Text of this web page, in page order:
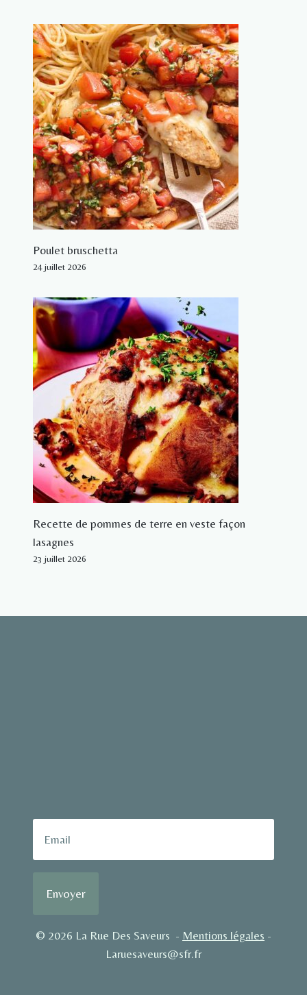
Poulet bruschetta
24 juillet 2026
Recette de pommes de terre en veste façon
lasagnes
23 juillet 2026
© 2026 La Rue Des Saveurs - Mentions légales -
Laruesaveurs@sfr.fr
Envoyer